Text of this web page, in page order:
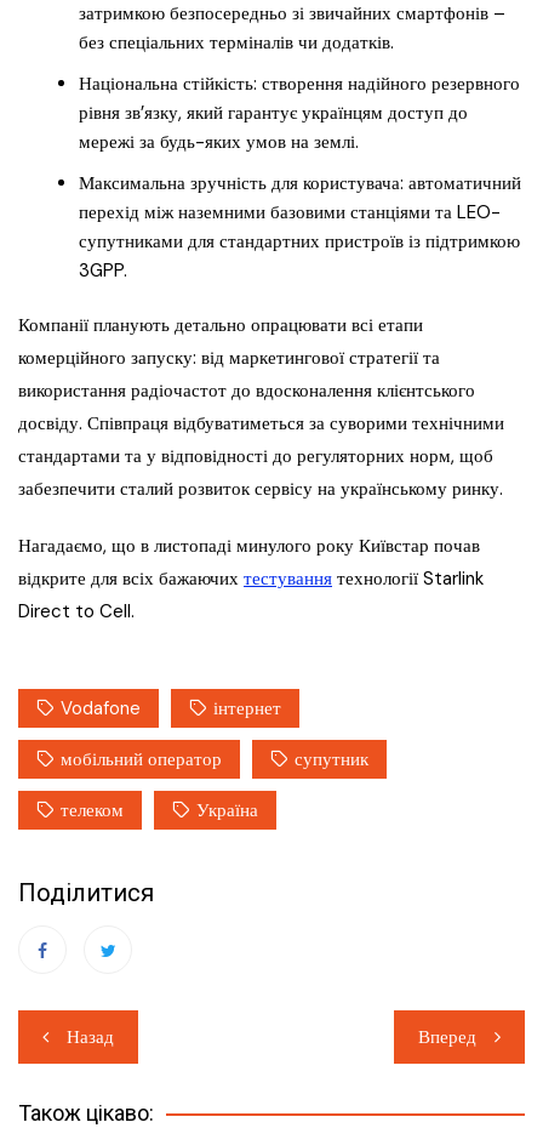
затримкою безпосередньо зі звичайних смартфонів –
без спеціальних терміналів чи додатків.
Національна стійкість: створення надійного резервного
рівня зв’язку, який гарантує українцям доступ до
мережі за будь-яких умов на землі.
Максимальна зручність для користувача: автоматичний
перехід між наземними базовими станціями та LEO-
супутниками для стандартних пристроїв із підтримкою
3GPP.
Компанії планують детально опрацювати всі етапи
комерційного запуску: від маркетингової стратегії та
використання радіочастот до вдосконалення клієнтського
досвіду. Співпраця відбуватиметься за суворими технічними
стандартами та у відповідності до регуляторних норм, щоб
забезпечити сталий розвиток сервісу на українському ринку.
Нагадаємо, що в листопаді минулого року Київстар почав
відкрите для всіх бажаючих тестування технології Starlink
Direct to Cell.
Vodafone інтернет
мобільний оператор супутник
телеком Україна
Поділитися
Навігація
записів
Назад Вперед
Також цікаво: